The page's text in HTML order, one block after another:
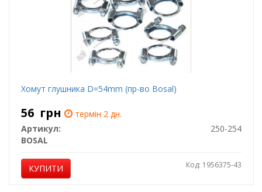
Хомут глушника D=54mm (пр-во Bosal)
56 грн
термін 2 дн.
Артикул:
250-254
BOSAL
КУПИТИ Код: 1956375-43